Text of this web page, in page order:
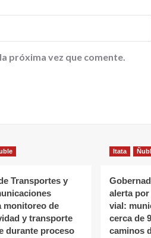
próxima vez que comente.
Transportes y
monitoreo de
y transporte
durante proceso
Itata
alerta
vial:
cerca de
caminos